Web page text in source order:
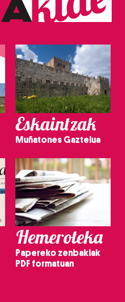
Eskaintzak
Muñatones Gaztelua
Hemeroteka
Papereko zenbakiak
PDF formatuan